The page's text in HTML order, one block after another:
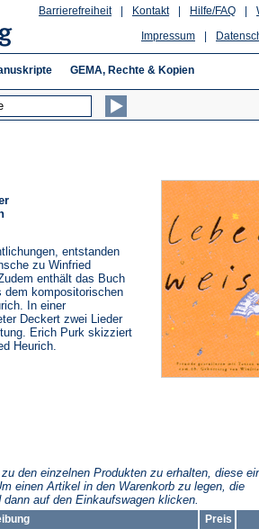
Hilfe/FAQ
Kontakt
Barrierefreiheit
Impressum
GEMA, Rechte & Kopien
entstanden
zu Winfried
enthält das Buch
dem kompositorischen
In einer
Deckert zwei Lieder
Erich Purk skizziert
Heurich.
den einzelnen Produkten zu erhalten, diese
einen Artikel in den Warenkorb zu legen, die
auf den Einkaufswagen klicken.
Preis